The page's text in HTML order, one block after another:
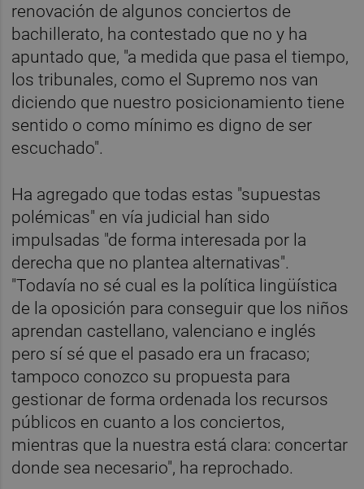
renovación de algunos conciertos de
bachillerato, ha contestado que no y ha
apuntado que, "a medida que pasa el tiempo,
los tribunales, como el Supremo nos van
diciendo que nuestro posicionamiento tiene
sentido o como mínimo es digno de ser
escuchado".
Ha agregado que todas estas "supuestas
polémicas" en vía judicial han sido
impulsadas "de forma interesada por la
derecha que no plantea alternativas".
"Todavía no sé cual es la política lingüística
de la oposición para conseguir que los niños
aprendan castellano, valenciano e inglés
pero sí sé que el pasado era un fracaso;
tampoco conozco su propuesta para
gestionar de forma ordenada los recursos
públicos en cuanto a los conciertos,
mientras que la nuestra está clara: concertar
donde sea necesario", ha reprochado.